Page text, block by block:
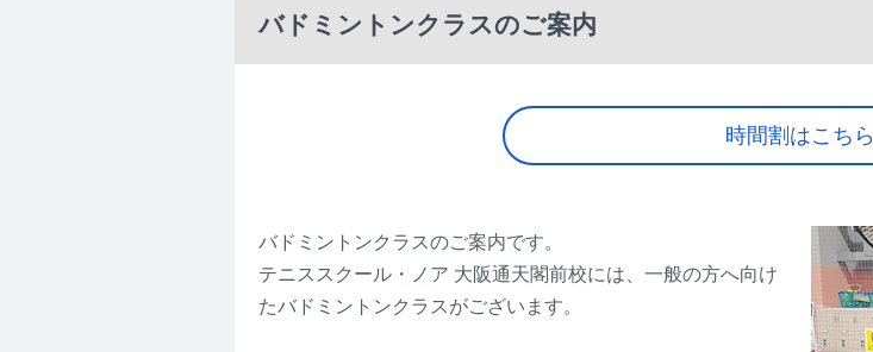
バドミントンクラスのご案内
時間割はこちら
バドミントンクラスのご案内です。
テニススクール・ノア 大阪通天閣前校には、一般の方へ向け
たバドミントンクラスがございます。